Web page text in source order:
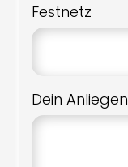
Festnetz
Dein Anliegen